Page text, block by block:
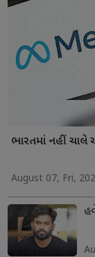
ભારતમાં નહીં ચાલે
August 07, Fri,